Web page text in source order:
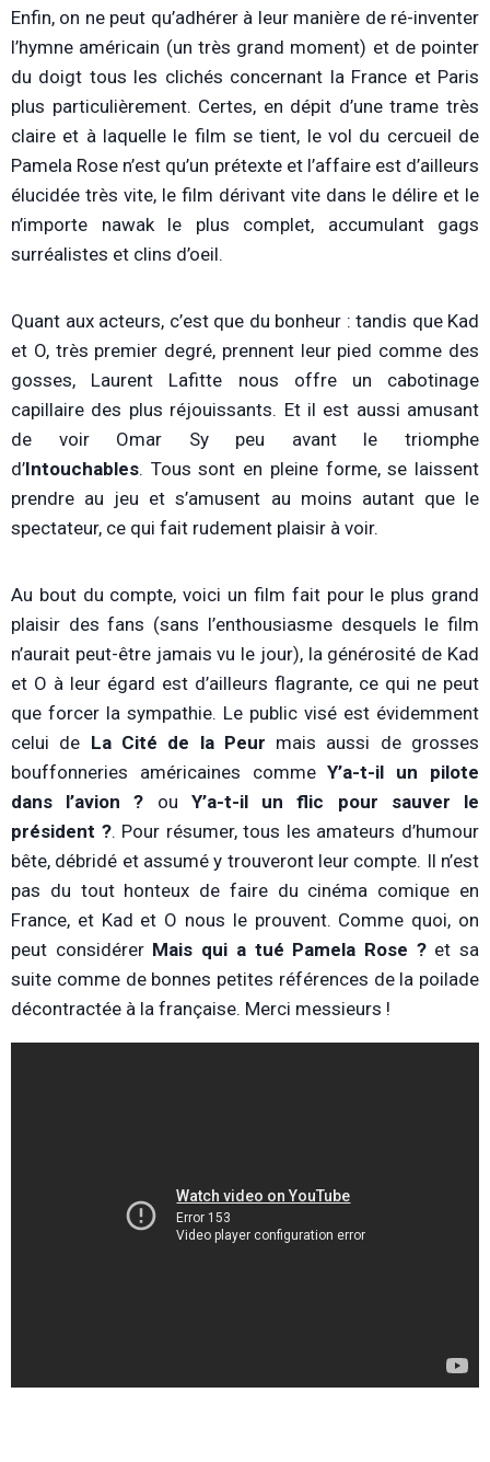
Enfin, on ne peut qu’adhérer à leur manière de ré-inventer
l’hymne américain (un très grand moment) et de pointer
du doigt tous les clichés concernant la France et Paris
plus particulièrement. Certes, en dépit d’une trame très
claire et à laquelle le film se tient, le vol du cercueil de
Pamela Rose n’est qu’un prétexte et l’affaire est d’ailleurs
élucidée très vite, le film dérivant vite dans le délire et le
n’importe nawak le plus complet, accumulant gags
surréalistes et clins d’oeil.
Quant aux acteurs, c’est que du bonheur : tandis que Kad
et O, très premier degré, prennent leur pied comme des
gosses, Laurent Lafitte nous offre un cabotinage
capillaire des plus réjouissants. Et il est aussi amusant
de voir Omar Sy peu avant le triomphe
d’Intouchables. Tous sont en pleine forme, se laissent
prendre au jeu et s’amusent au moins autant que le
spectateur, ce qui fait rudement plaisir à voir.
Au bout du compte, voici un film fait pour le plus grand
plaisir des fans (sans l’enthousiasme desquels le film
n’aurait peut-être jamais vu le jour), la générosité de Kad
et O à leur égard est d’ailleurs flagrante, ce qui ne peut
que forcer la sympathie. Le public visé est évidemment
celui de La Cité de la Peur mais aussi de grosses
bouffonneries américaines commeY’a-t-il un pilote
dans l’avion ? ou Y’a-t-il un flic pour sauver le
président ?. Pour résumer, tous les amateurs d’humour
bête, débridé et assumé y trouveront leur compte. Il n’est
pas du tout honteux de faire du cinéma comique en
France, et Kad et O nous le prouvent. Comme quoi, on
peut considérer Mais qui a tué Pamela Rose ? et sa
suite comme de bonnes petites références de la poilade
décontractée à la française. Merci messieurs !